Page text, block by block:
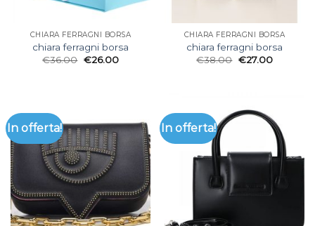
CHIARA FERRAGNI BORSA
chiara ferragni borsa
€36.00 €26.00
CHIARA FERRAGNI BORSA
chiara ferragni borsa
€38.00 €27.00
In offerta! In offerta!